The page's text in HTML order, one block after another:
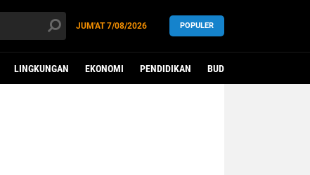
JUM'AT7/08/2026 POPULER
LINGKUNGAN EKONOMI PENDIDIKAN BUDAYA